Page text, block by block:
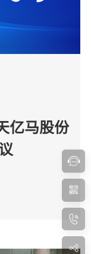
亿马股份